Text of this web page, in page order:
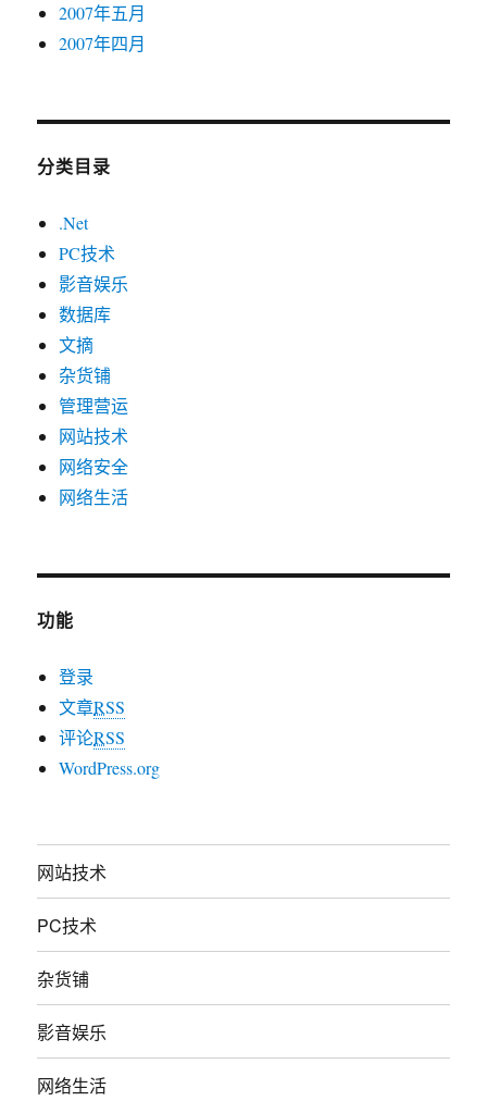
2007年五月
2007年四月
分类目录
.Net
PC技术
影音娱乐
数据库
文摘
杂货铺
管理营运
网站技术
网络安全
网络生活
功能
登录
文章RSS
评论RSS
WordPress.org
网站技术
PC技术
杂货铺
影音娱乐
网络生活